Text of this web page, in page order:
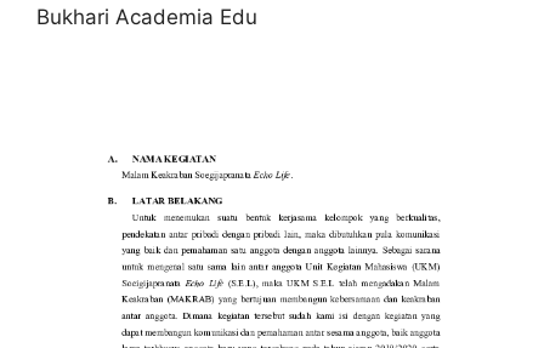
Bukhari Academia Edu